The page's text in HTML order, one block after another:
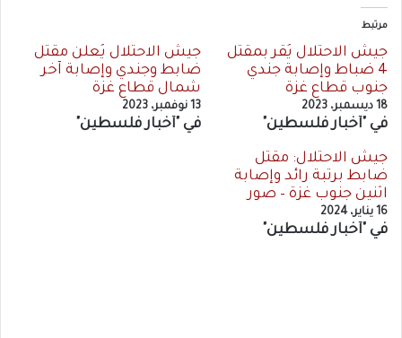
مرتبط
جيش الاحتلال يُقر بمقتل
4 ضباط وإصابة جندي
جنوب قطاع غزة
18 ديسمبر، 2023
في "أخبار فلسطين"
جيش الاحتلال يُعلن مقتل
ضابط وجندي وإصابة آخر
شمال قطاع غزة
13 نوفمبر، 2023
في "أخبار فلسطين"
جيش الاحتلال: مقتل
ضابط برتبة رائد وإصابة
اثنين جنوب غزة – صور
16 يناير، 2024
في "أخبار فلسطين"